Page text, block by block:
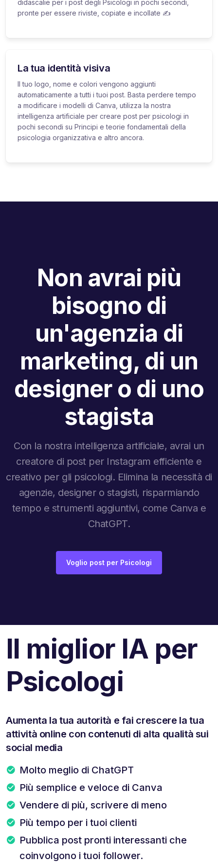
didascalie per i post degli Psicologi in pochi secondi,
pronte per essere riviste, copiate e incollate ✍️
La tua identità visiva
Il tuo logo, nome e colori vengono aggiunti
automaticamente a tutti i tuoi post. Basta perdere tempo
a modificare i modelli di Canva, utilizza la nostra
intelligenza artificiale per creare post per psicologi in
pochi secondi su Principi e teorie fondamentali della
psicologia organizzativa e altro ancora.
Non avrai più
bisogno di
un'agenzia di
marketing, di un
designer o di uno
stagista
Con la nostra intelligenza artificiale, avrai un
creatore di post per Instagram efficiente e
creativo per gli psicologi. Elimina la necessità di
agenzie, designer o stagisti, risparmiando
tempo e strumenti aggiuntivi, come Canva e
ChatGPT.
Voglio post per Psicologi
Il miglior IA per
Psicologi
Aumenta la tua autorità e fai crescere la tua
attività online con contenuti di alta qualità sui
social media
Molto meglio di ChatGPT
Più semplice e veloce di Canva
Vendere di più, scrivere di meno
Più tempo per i tuoi clienti
Pubblica post pronti interessanti che
coinvolgono i tuoi follower.